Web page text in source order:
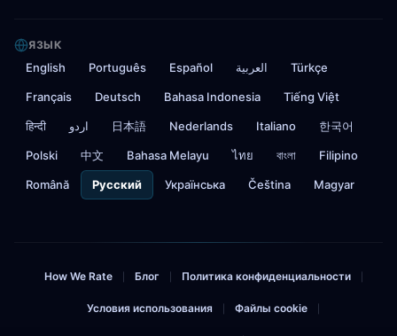
ЯЗЫК
English Português Español العربية Türkçe
Français Deutsch Bahasa Indonesia Tiếng Việt
हिन्दी اردو 日本語 Nederlands Italiano 한국어
Polski 中文 Bahasa Melayu ไทย বাংলা Filipino
Română Русский Українська Čeština Magyar
How We Rate Блог Политика конфиденциальности
Условия использования Файлы cookie